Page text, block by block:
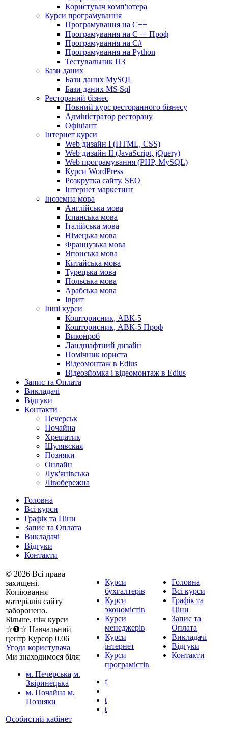
Користувач комп'ютера
Курси програмування
Програмування на С++
Програмування на С++ Проф
Програмування на C#
Програмування на Python
Тестувальник ПЗ
Бази даних
Бази даних MySQL
Бази даних MS Sql
Рестораний бізнес
Повний курс ресторанного бізнесу
Адміністратор ресторану
Офіціант
Інтернет курси
Web дизайн I (HTML, CSS)
Web дизайн II (JavaScript, jQuery)
Web програмування (PHP, MySQL)
Курси WordPress
Розкрутка сайту. SEO
Інтернет маркетинг
Іноземна мова
Англійська мова
Іспанська мова
Італійська мова
Німецька мова
Французька мова
Японська мова
Китайська мова
Турецька мова
Польська мова
Арабська мова
Іврит
Інші курси
Кошторисник, АВК-5
Кошторисник, АВК-5 Проф
Виконроб
Ландшафтний дизайн
Помічник юриста
Відеомонтаж в Edius
Відеозйомка і відеомонтаж в Edius
Запис та Оплата
Викладачі
Відгуки
Контакти
Печерськ
Почайна
Хрещатик
Шулявская
Позняки
Онлайн
Лук'янівська
Лівобережна
Головна
Всі курси
Графік та Ціни
Запис та Оплата
Викладачі
Відгуки
Контакти
© 2026 Всі права
захищені.
Копіювання
матеріалів сайту
заборонено.
Більше, ніж курси
☆❶☆ Навчальний
центр Курсор 0.06
Угода користувача
Ми знаходимося біля:
м. Печерська м.
Звіринецька
м. Почайна м.
Позняки
Особистий кабінет
Курси
бухгалтерів
Курси
экономістів
Курси
менеджерів
Курси
інтернет
Курси
програмістів
f
t
t
Головна
Всі курси
Графік та
Ціни
Запис та
Оплата
Викладачі
Відгуки
Контакти